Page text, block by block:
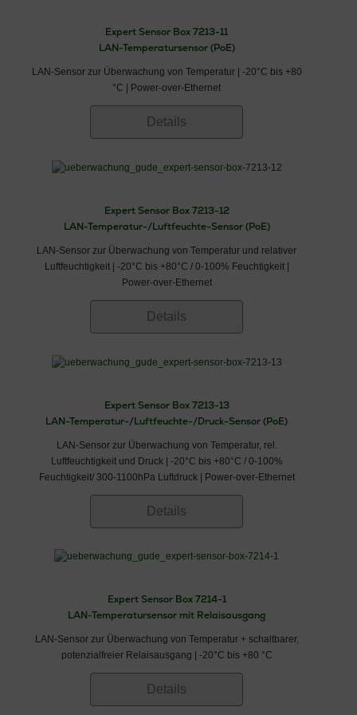
Expert Sensor Box 7213-11
LAN-Temperatursensor (PoE)
LAN-Sensor zur Überwachung von Temperatur | -20°C bis +80
°C | Power-over-Ethernet
Details
Expert Sensor Box 7213-12
LAN-Temperatur-/Luftfeuchte-Sensor (PoE)
LAN-Sensor zur Überwachung von Temperatur und relativer
Luftfeuchtigkeit | -20°C bis +80°C / 0-100% Feuchtigkeit |
Power-over-Ethernet
Details
Expert Sensor Box 7213-13
LAN-Temperatur-/Luftfeuchte-/Druck-Sensor (PoE)
LAN-Sensor zur Überwachung von Temperatur, rel.
Luftfeuchtigkeit und Druck | -20°C bis +80°C / 0-100%
Feuchtigkeit/ 300-1100hPa Luftdruck | Power-over-Ethernet
Details
Expert Sensor Box 7214-1
LAN-Temperatursensor mit Relaisausgang
LAN-Sensor zur Überwachung von Temperatur + schaltbarer,
potenzialfreier Relaisausgang | -20°C bis +80 °C
Details